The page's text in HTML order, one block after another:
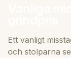
Ett vanligt
och stolparna